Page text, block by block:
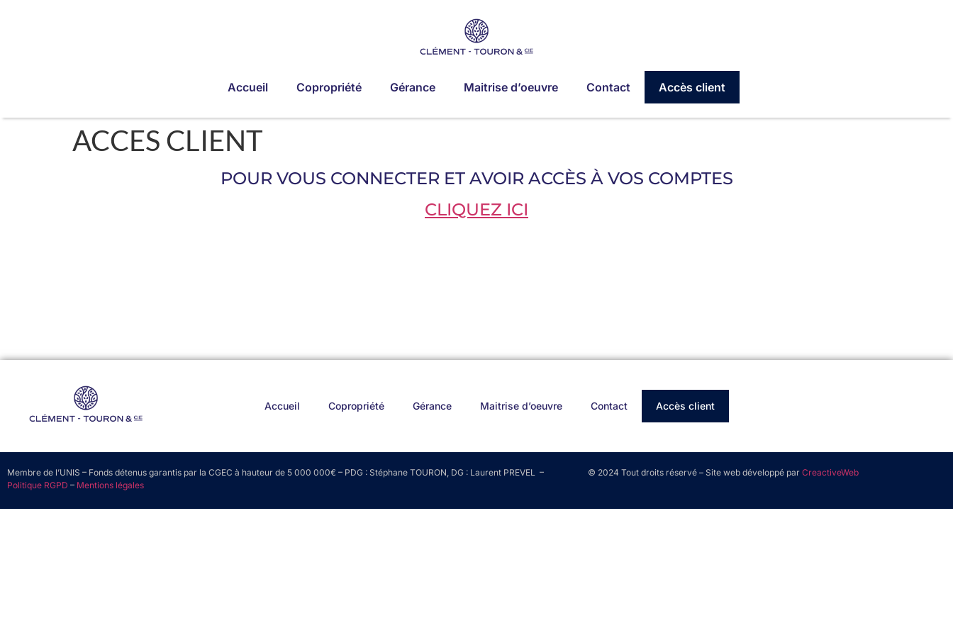
Accueil Copropriété Gérance Maitrise d’oeuvre Contact Accès client
ACCES CLIENT
POUR VOUS CONNECTER ET AVOIR ACCÈS À VOS COMPTES
CLIQUEZ ICI
Accueil Copropriété Gérance Maitrise d’oeuvre Contact Accès client
Membre de l’UNIS – Fonds détenus garantis par la CGEC à hauteur de 5 000 000€ – PDG : Stéphane TOURON, DG : Laurent PREVEL –
Politique RGPD – Mentions légales
© 2024 Tout droits réservé – Site web développé parCreactiveWeb